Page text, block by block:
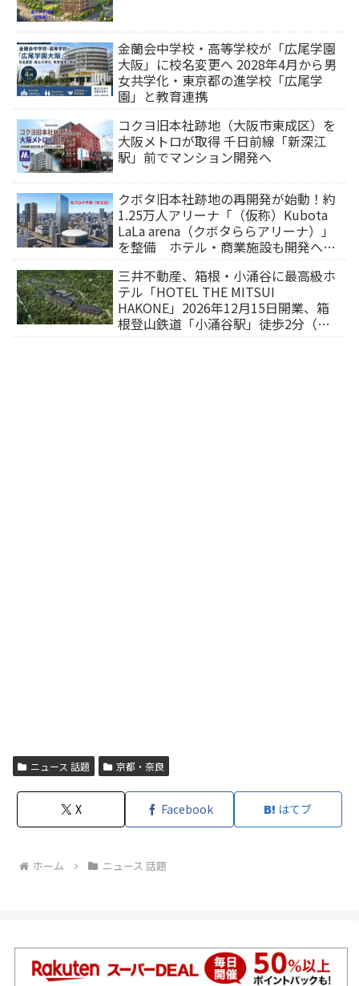
金蘭会中学校・高等学校が「広尾学園
大阪」に校名変更へ 2028年4月から男
女共学化・東京都の進学校「広尾学
園」と教育連携
コクヨ旧本社跡地（大阪市東成区）を
大阪メトロが取得 千日前線「新深江
駅」前でマンション開発へ
クボタ旧本社跡地の再開発が始動！約
1.25万人アリーナ「（仮称）Kubota
LaLa arena（クボタららアリーナ）」
を整備 ホテル・商業施設も開発へ
三井不動産、箱根・小涌谷に最高級ホ
テル「HOTEL THE MITSUI
HAKONE」2026年12月15日開業、箱
根登山鉄道「小涌谷駅」徒歩2分（旅
ニュース 話題 京都・奈良
X Facebook はてブ
ホーム ニュース 話題